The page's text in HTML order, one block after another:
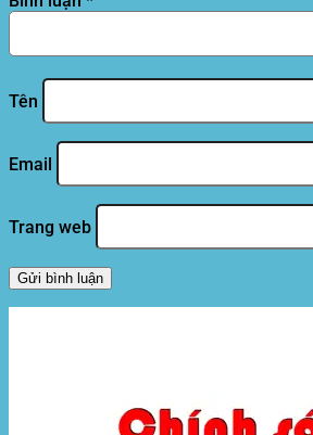
Tên
Email
Trang web